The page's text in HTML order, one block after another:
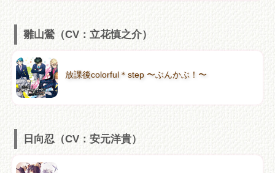
雛山鶯（CV：立花慎之介）
放課後colorful＊step 〜ぶんかぶ！〜
日向忍（CV：安元洋貴）